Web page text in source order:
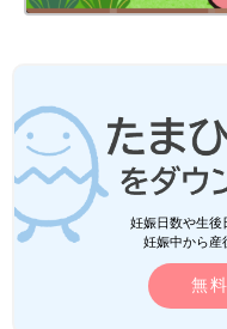
妊娠日数や生後
妊娠中から産
無